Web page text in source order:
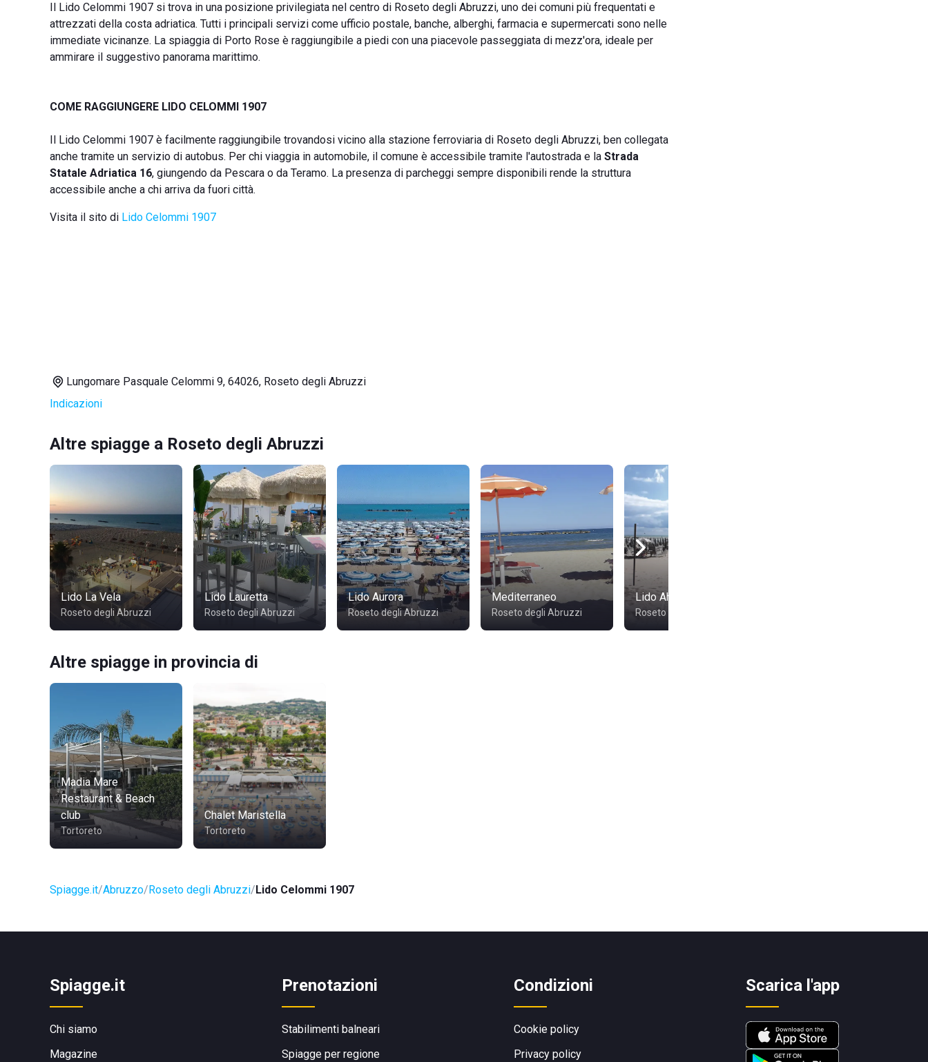
Il Lido Celommi 1907 si trova in una posizione privilegiata nel centro di Roseto degli Abruzzi, uno dei comuni più frequentati e
attrezzati della costa adriatica. Tutti i principali servizi come ufficio postale, banche, alberghi, farmacia e supermercati sono nelle
immediate vicinanze. La spiaggia di Porto Rose è raggiungibile a piedi con una piacevole passeggiata di mezz'ora, ideale per
ammirare il suggestivo panorama marittimo.
COME RAGGIUNGERE LIDO CELOMMI 1907
Il Lido Celommi 1907 è facilmente raggiungibile trovandosi vicino alla stazione ferroviaria di Roseto degli Abruzzi, ben collegata
anche tramite un servizio di autobus. Per chi viaggia in automobile, il comune è accessibile tramite l'autostrada e la Strada
Statale Adriatica 16, giungendo da Pescara o da Teramo. La presenza di parcheggi sempre disponibili rende la struttura
accessibile anche a chi arriva da fuori città.
Visita il sito di Lido Celommi 1907
Lungomare Pasquale Celommi 9, 64026, Roseto degli Abruzzi
Indicazioni
Altre spiagge a Roseto degli Abruzzi
Lido La Vela
Roseto degli Abruzzi
Lido Lauretta
Roseto degli Abruzzi
Lido Aurora
Roseto degli Abruzzi
Mediterraneo
Roseto degli Abruzzi
Lido Ah!Mar
Roseto degli Abruzzi
Altre spiagge in provincia di
Madia Mare
Restaurant & Beach
club
Tortoreto
Chalet Maristella
Tortoreto
Spiagge.it Abruzzo Roseto degli Abruzzi Lido Celommi 1907
Spiagge.it
Chi siamo
Magazine
Prenotazioni
Stabilimenti balneari
Spiagge per regione
Condizioni
Cookie policy
Privacy policy
Scarica l'app